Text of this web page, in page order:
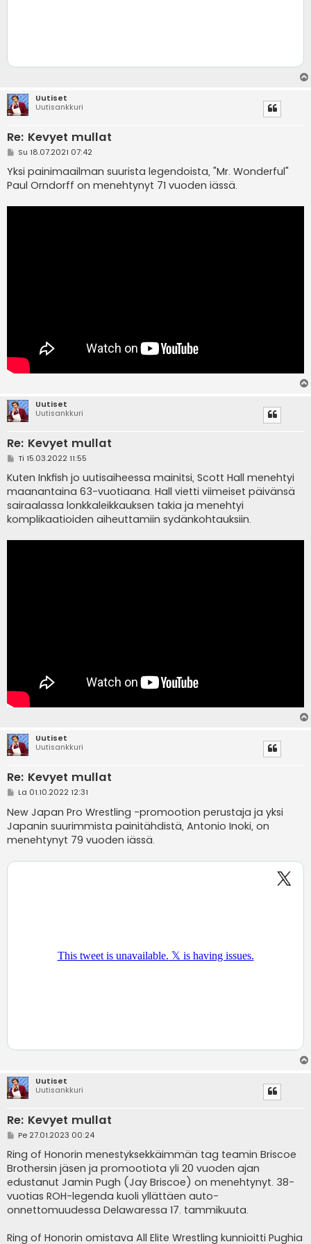
Uutiset
Uutisankkuri
Re: Kevyet mullat
V
e
s
t
Su 18.07.2021 07:42
Yksi painimaailman suurista legendoista, "Mr. Wonderful"
Paul Orndorff on menehtynyt 71 vuoden iässä.
Uutiset
Uutisankkuri
Re: Kevyet mullat
V
e
s
t
i
Ti 15.03.2022 11:55
Kuten Inkfish jo uutisaiheessa mainitsi, Scott Hall menehtyi
maanantaina 63-vuotiaana. Hall vietti viimeiset päivänsä
sairaalassa lonkkaleikkauksen takia ja menehtyi
komplikaatioiden aiheuttamiin sydänkohtauksiin.
Uutiset
Uutisankkuri
Re: Kevyet mullat
V
e
s
t
i
La 01.10.2022 12:31
New Japan Pro Wrestling -promootion perustaja ja yksi
Japanin suurimmista painitähdistä, Antonio Inoki, on
menehtynyt 79 vuoden iässä.
Uutiset
Uutisankkuri
Re: Kevyet mullat
V
e
s
t
i
Pe 27.01.2023 00:24
Ring of Honorin menestyksekkäimmän tag teamin Briscoe
Brothersin jäsen ja promootiota yli 20 vuoden ajan
edustanut Jamin Pugh (Jay Briscoe) on menehtynyt. 38-
vuotias ROH-legenda kuoli yllättäen auto-
onnettomuudessa Delawaressa 17. tammikuuta.
Ring of Honorin omistava All Elite Wrestling kunnioitti Pughia